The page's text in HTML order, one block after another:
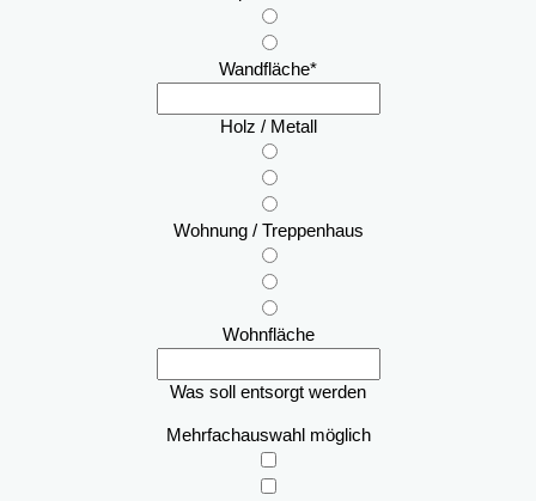
Wandfläche*
Holz / Metall
Wohnung / Treppenhaus
Wohnfläche
Was soll entsorgt werden
Mehrfachauswahl möglich